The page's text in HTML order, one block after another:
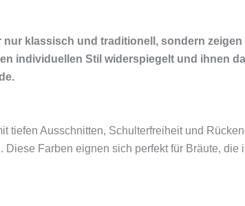
klassisch und traditionell, sondern zeigen
individuellen Stil widerspiegelt und ihnen
tiefen Ausschnitten, Schulterfreiheit und
Farben eignen sich perfekt für Bräute, die